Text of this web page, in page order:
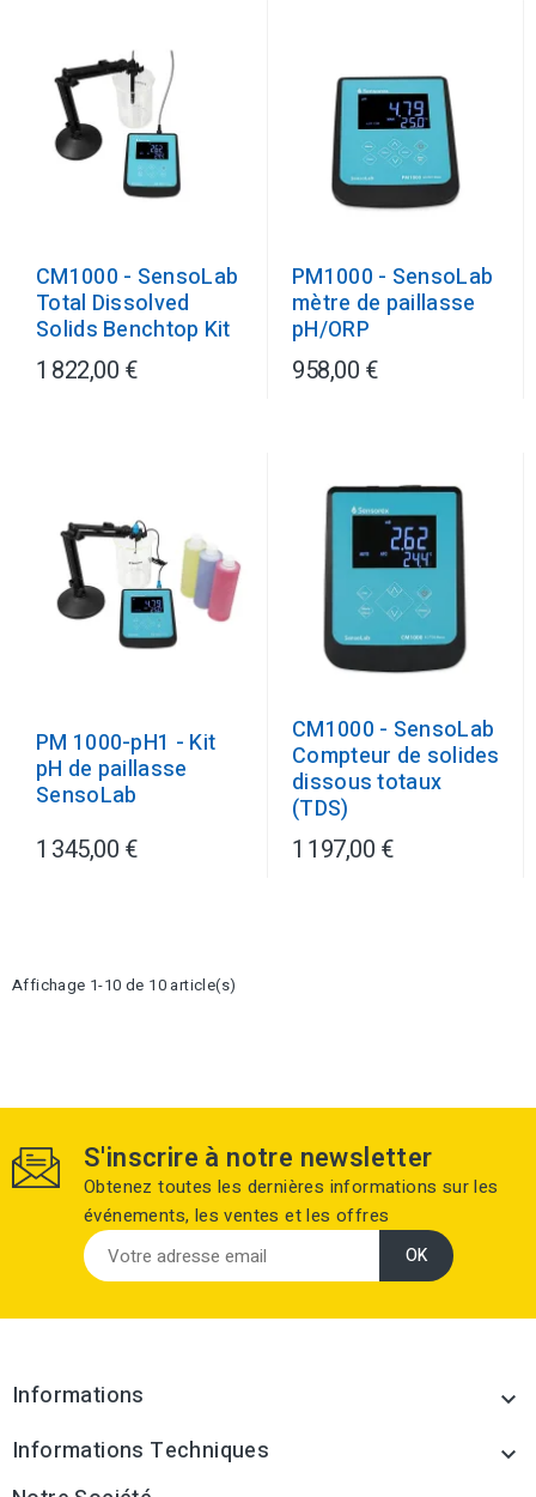
CM1000 - SensoLab
Total Dissolved
Solids Benchtop Kit
1 822,00 €
PM1000 - SensoLab
mètre de paillasse
pH/ORP
958,00 €
PM 1000-pH1 - Kit
pH de paillasse
SensoLab
1 345,00 €
CM1000 - SensoLab
Compteur de solides
dissous totaux
(TDS)
1 197,00 €
Affichage 1-10 de 10 article(s)
S'inscrire à notre newsletter
Obtenez toutes les dernières informations sur les
événements, les ventes et les offres
Informations 
Informations Techniques 